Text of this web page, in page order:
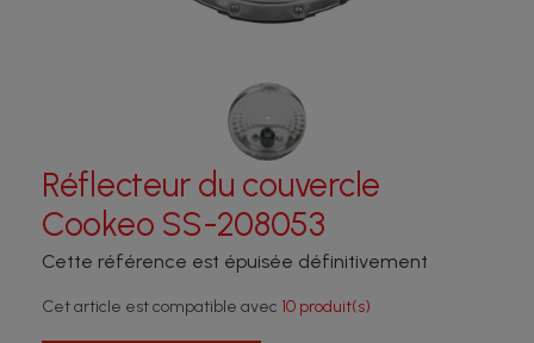
Réflecteur du couvercle
Cookeo SS-208053
Cette référence est épuisée définitivement
Cet article est compatible avec 10 produit(s)